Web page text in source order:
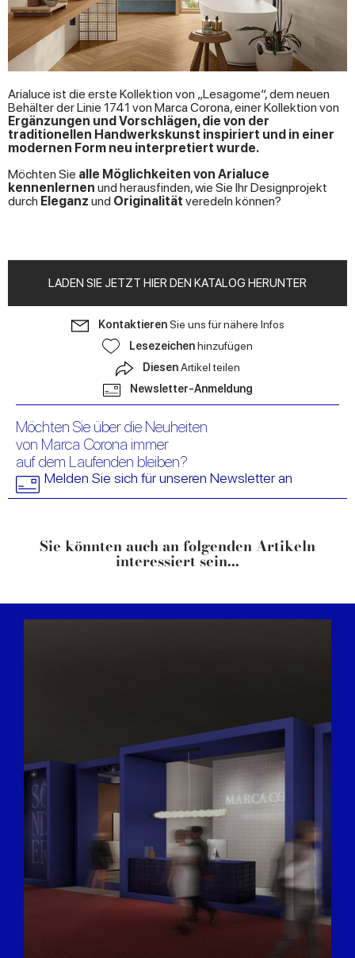
Arialuce ist die erste Kollektion von „Lesagome“, dem neuen
Behälter der Linie 1741 von Marca Corona, einer Kollektion von
Ergänzungen und Vorschlägen, die von der
traditionellen Handwerkskunst inspiriert und in einer
modernen Form neu interpretiert wurde.
Möchten Sie alle Möglichkeiten von Arialuce
kennenlernen und herausfinden, wie Sie Ihr Designprojekt
durch Eleganz und Originalität veredeln können?
LADEN SIE JETZT HIER DEN KATALOG HERUNTER
KontaktierenSie uns für nähere Infos
Lesezeichenhinzufügen
DiesenArtikel teilen
Newsletter-Anmeldung
Möchten Sie über die Neuheiten
von Marca Corona immer
auf dem Laufenden bleiben?
Melden Sie sich für unseren Newsletter an
Sie könnten auch an folgenden Artikeln
interessiert sein...